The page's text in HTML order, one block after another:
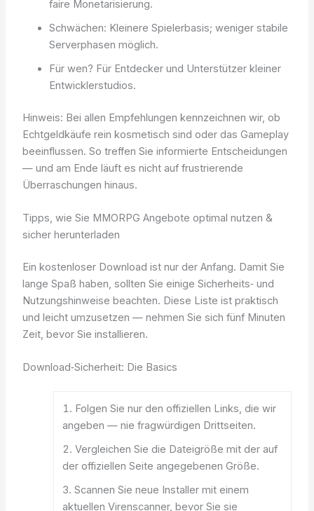
faire Monetarisierung.
Schwächen: Kleinere Spielerbasis; weniger stabile
Serverphasen möglich.
Für wen? Für Entdecker und Unterstützer kleiner
Entwicklerstudios.
Hinweis: Bei allen Empfehlungen kennzeichnen wir, ob
Echtgeldkäufe rein kosmetisch sind oder das Gameplay
beeinflussen. So treffen Sie informierte Entscheidungen
— und am Ende läuft es nicht auf frustrierende
Überraschungen hinaus.
Tipps, wie Sie MMORPG Angebote optimal nutzen &
sicher herunterladen
Ein kostenloser Download ist nur der Anfang. Damit Sie
lange Spaß haben, sollten Sie einige Sicherheits‑ und
Nutzungshinweise beachten. Diese Liste ist praktisch
und leicht umzusetzen — nehmen Sie sich fünf Minuten
Zeit, bevor Sie installieren.
Download‑Sicherheit: Die Basics
Folgen Sie nur den offiziellen Links, die wir
angeben — nie fragwürdigen Drittseiten.
Vergleichen Sie die Dateigröße mit der auf
der offiziellen Seite angegebenen Größe.
Scannen Sie neue Installer mit einem
aktuellen Virenscanner, bevor Sie sie